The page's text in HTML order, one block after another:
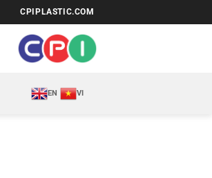
CPIPLASTIC.COM
EN VI